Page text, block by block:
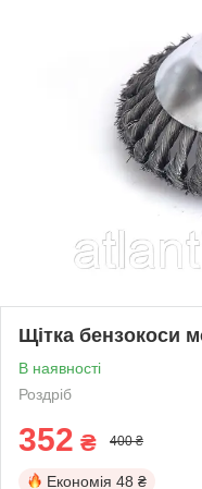
Щітка бензокоси
В наявності
Роздріб
352 ₴ 400 ₴
Економія 48 ₴